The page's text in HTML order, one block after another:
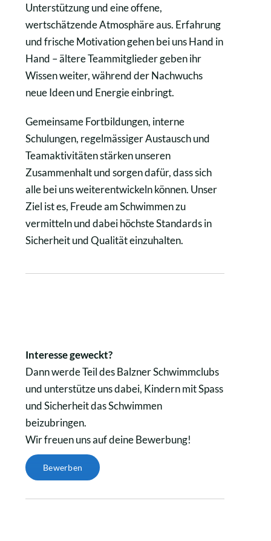
Unterstützung und eine offene,
wertschätzende Atmosphäre aus. Erfahrung
und frische Motivation gehen bei uns Hand in
Hand – ältere Teammitglieder geben ihr
Wissen weiter, während der Nachwuchs
neue Ideen und Energie einbringt.
Gemeinsame Fortbildungen, interne
Schulungen, regelmässiger Austausch und
Teamaktivitäten stärken unseren
Zusammenhalt und sorgen dafür, dass sich
alle bei uns weiterentwickeln können. Unser
Ziel ist es, Freude am Schwimmen zu
vermitteln und dabei höchste Standards in
Sicherheit und Qualität einzuhalten.
Interesse geweckt?
Dann werde Teil des Balzner Schwimmclubs
und unterstütze uns dabei, Kindern mit Spass
und Sicherheit das Schwimmen
beizubringen.
Wir freuen uns auf deine Bewerbung!
Bewerben